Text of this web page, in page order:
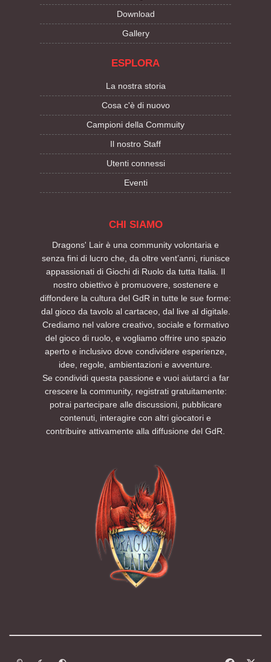
Download
Gallery
ESPLORA
La nostra storia
Cosa c'è di nuovo
Campioni della Commuity
Il nostro Staff
Utenti connessi
Eventi
CHI SIAMO
Dragons' Lair è una community volontaria e
senza fini di lucro che, da oltre vent’anni, riunisce
appassionati di Giochi di Ruolo da tutta Italia. Il
nostro obiettivo è promuovere, sostenere e
diffondere la cultura del GdR in tutte le sue forme:
dal gioco da tavolo al cartaceo, dal live al digitale.
Crediamo nel valore creativo, sociale e formativo
del gioco di ruolo, e vogliamo offrire uno spazio
aperto e inclusivo dove condividere esperienze,
idee, regole, ambientazioni e avventure.
Se condividi questa passione e vuoi aiutarci a far
crescere la community, registrati gratuitamente:
potrai partecipare alle discussioni, pubblicare
contenuti, interagire con altri giocatori e
contribuire attivamente alla diffusione del GdR.
Modalità chiara
Modalità scuraSegui la preferenza del sistema